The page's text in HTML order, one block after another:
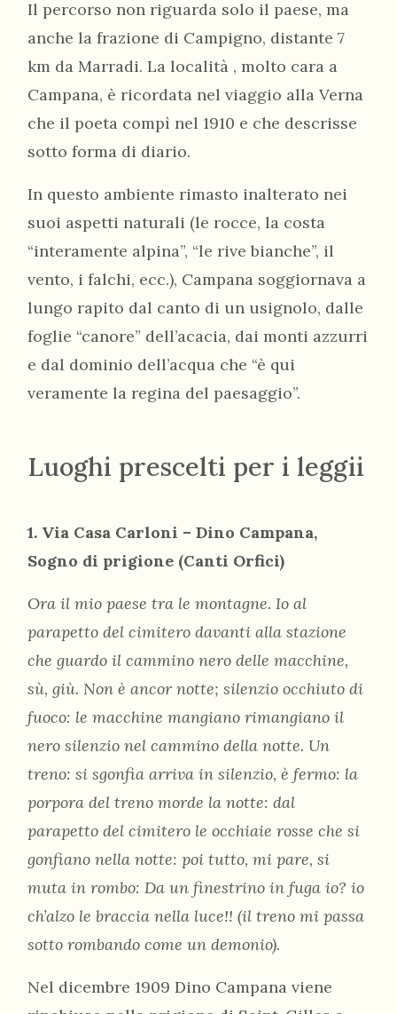
Il percorso non riguarda solo il paese, ma
anche la frazione di Campigno, distante 7
km da Marradi. La località , molto cara a
Campana, è ricordata nel viaggio alla Verna
che il poeta compì nel 1910 e che descrisse
sotto forma di diario.
In questo ambiente rimasto inalterato nei
suoi aspetti naturali (le rocce, la costa
“interamente alpina”, “le rive bianche”, il
vento, i falchi, ecc.), Campana soggiornava a
lungo rapito dal canto di un usignolo, dalle
foglie “canore” dell’acacia, dai monti azzurri
e dal dominio dell’acqua che “è qui
veramente la regina del paesaggio”.
Luoghi prescelti per i leggii
1. Via Casa Carloni – Dino Campana,
Sogno di prigione (Canti Orfici)
Ora il mio paese tra le montagne. Io al
parapetto del cimitero davanti alla stazione
che guardo il cammino nero delle macchine,
sù, giù. Non è ancor notte; silenzio occhiuto di
fuoco: le macchine mangiano rimangiano il
nero silenzio nel cammino della notte. Un
treno: si sgonfia arriva in silenzio, è fermo: la
porpora del treno morde la notte: dal
parapetto del cimitero le occhiaie rosse che si
gonfiano nella notte: poi tutto, mi pare, si
muta in rombo: Da un finestrino in fuga io? io
ch’alzo le braccia nella luce!! (il treno mi passa
sotto rombando come un demonio).
Nel dicembre 1909 Dino Campana viene